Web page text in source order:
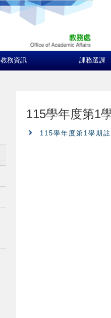
教務資訊 課務選課
115學年度第1
115學年度第1學期